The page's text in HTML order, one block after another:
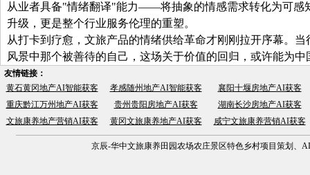
从业者具备"情绪翻译"能力——将抽象的情感需求转化为可感
升级，更是整个行业服务伦理的重塑。
从打卡到疗愈，文旅产品的情绪供给革命才刚刚拉开序幕。
风景中那个被善待的自己，这场关于价值的回归，或许能为
友情链接：
黄石黄冈地产AI智能获客
孝感随州地产AI智能获客
襄阳十堰房地产AI获客
重庆黔江万州地产AI获客
贵州贵阳房地产AI获客
湖南长沙房地产AI获客
文旅康养地产营销AI获客
黄冈文旅康养地产AI获客 咸宁文旅康养营销AI获客
京辰-华中文旅康养田园农场农庄景区特色乡村项目策划、